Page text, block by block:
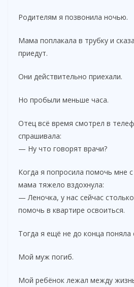
Родителям я позвонила ночью.
Мама поплакала в трубку и
приедут.
Они действительно приехали.
Но пробыли меньше часа.
Отец всё время смотрел в
спрашивала:
— Ну что говорят врачи?
Когда я попросила помочь мне
мама тяжело вздохнула:
— Леночка, у нас сейчас
помочь в квартире освоиться.
Тогда я ещё не до конца поняла
Мой муж погиб.
Мой ребёнок лежал между